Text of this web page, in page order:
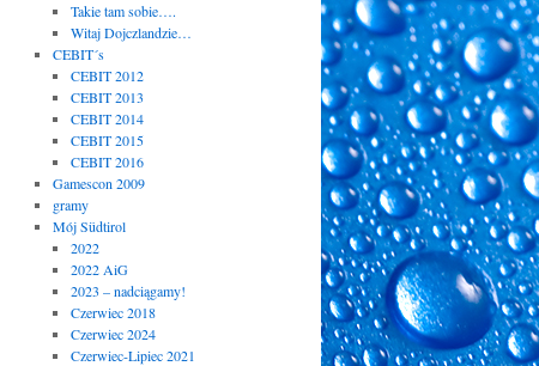
Takie tam sobie….
Witaj Dojczlandzie…
CEBIT´s
CEBIT 2012
CEBIT 2013
CEBIT 2014
CEBIT 2015
CEBIT 2016
Gamescon 2009
gramy
Mój Südtirol
2022
2022 AiG
2023 – nadciągamy!
Czerwiec 2018
Czerwiec 2024
Czerwiec-Lipiec 2021